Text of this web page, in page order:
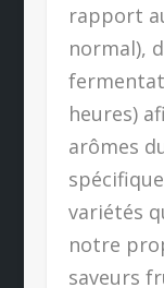
rapport
normal),
heures)
arômes
variétés
notre
saveurs